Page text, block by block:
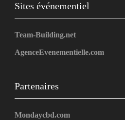
Sites événementiel
Team-Building.net
AgenceEvenementielle.com
Partenaires
Mondaycbd.com